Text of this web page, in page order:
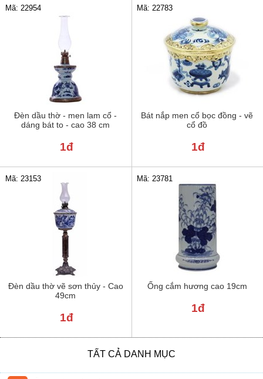
Đèn dầu thờ - men lam cổ -
dáng bát to - cao 38 cm
Mã: 22954
1đ
Bát nắp men cổ bọc đồng - vẽ
cổ đồ
Mã: 22783
1đ
Đèn dầu thờ vẽ sơn thủy - Cao
49cm
Mã: 23153
1đ
Ống cắm hương cao 19cm
Mã: 23781
1đ
TẤT CẢ DANH MỤC